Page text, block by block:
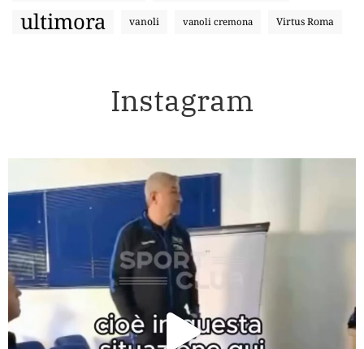
ultimora vanoli vanoli cremona Virtus Roma
Instagram